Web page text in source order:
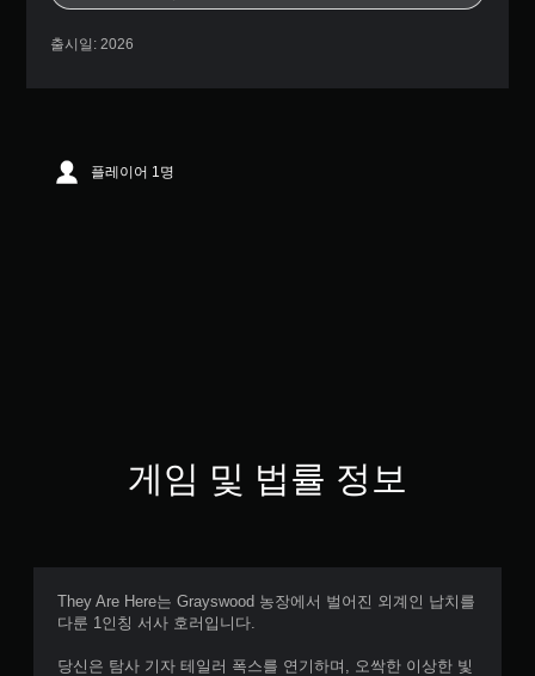
출시일: 2026
플레이어 1명
게임 및 법률 정보
They Are Here는 Grayswood 농장에서 벌어진 외계인 납치를
다룬 1인칭 서사 호러입니다.
당신은 탐사 기자 테일러 폭스를 연기하며, 오싹한 이상한 빛